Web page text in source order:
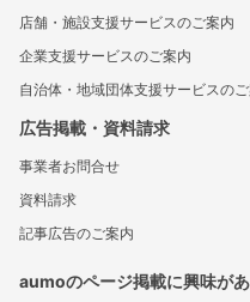
店舗・施設支援サービスのご案内
企業支援サービスのご案内
自治体・地域団体支援サービスの
広告掲載・資料請求
事業者お問合せ
資料請求
記事広告のご案内
aumoのページ掲載に興味が